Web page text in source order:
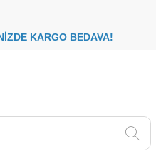
KARGO BEDAVA!